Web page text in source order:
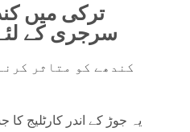
ترکی میں
سرجری کے
کندھے کو متاثر